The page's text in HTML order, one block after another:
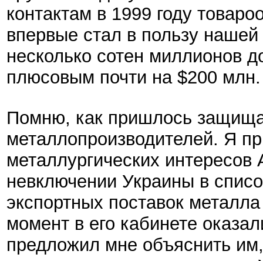
контактам в 1999 году
впервые стал в пользу
несколько сотен миллионов
плюсовым почти на $200 млн.
Помню, как пришлось
металлопроизводителей. Я
металлургических
невключении Украины в
экспортных поставок
момент в его кабинете
предложил мне объяснить